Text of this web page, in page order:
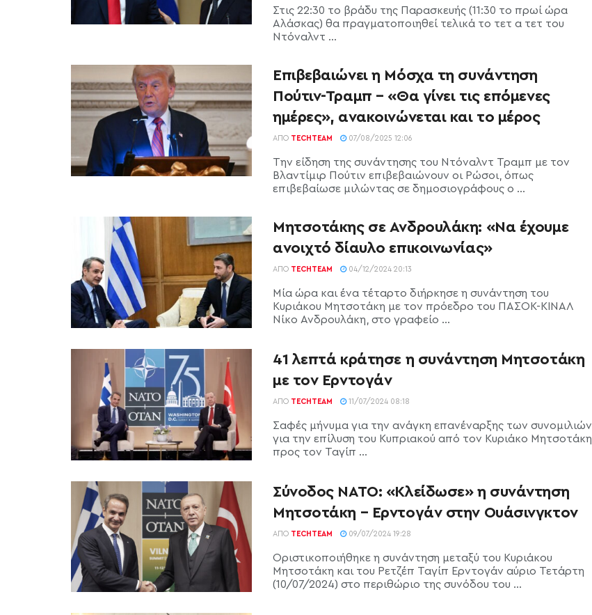
Στις 22:30 το βράδυ της Παρασκευής (11:30 το πρωί ώρα
Αλάσκας) θα πραγματοποιηθεί τελικά το τετ α τετ του
Ντόναλντ ...
Επιβεβαιώνει η Μόσχα τη συνάντηση
Πούτιν-Τραμπ – «Θα γίνει τις επόμενες
ημέρες», ανακοινώνεται και το μέρος
ΑΠΌ TECHTEAM 07/08/2025 12:06
Την είδηση της συνάντησης του Ντόναλντ Τραμπ με τον
Βλαντίμιρ Πούτιν επιβεβαιώνουν οι Ρώσοι, όπως
επιβεβαίωσε μιλώντας σε δημοσιογράφους ο ...
Μητσοτάκης σε Ανδρουλάκη: «Να έχουμε
ανοιχτό δίαυλο επικοινωνίας»
ΑΠΌ TECHTEAM 04/12/2024 20:13
Μία ώρα και ένα τέταρτο διήρκησε η συνάντηση του
Κυριάκου Μητσοτάκη με τον πρόεδρο του ΠΑΣΟΚ-ΚΙΝΑΛ
Νίκο Ανδρουλάκη, στο γραφείο ...
41 λεπτά κράτησε η συνάντηση Μητσοτάκη
με τον Ερντογάν
ΑΠΌ TECHTEAM 11/07/2024 08:18
Σαφές μήνυμα για την ανάγκη επανέναρξης των συνομιλιών
για την επίλυση του Κυπριακού από τον Κυριάκο Μητσοτάκη
προς τον Ταγίπ ...
Σύνοδος ΝΑΤΟ: «Κλείδωσε» η συνάντηση
Μητσοτάκη – Ερντογάν στην Ουάσινγκτον
ΑΠΌ TECHTEAM 09/07/2024 19:28
Οριστικοποιήθηκε η συνάντηση μεταξύ του Κυριάκου
Μητσοτάκη και του Ρετζέπ Ταγίπ Ερντογάν αύριο Τετάρτη
(10/07/2024) στο περιθώριο της συνόδου του ...